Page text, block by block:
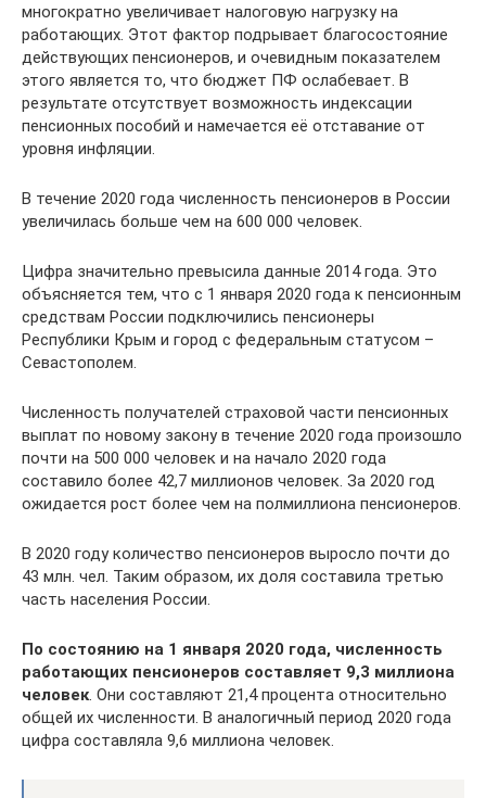
многократно увеличивает налоговую нагрузку на
работающих. Этот фактор подрывает благосостояние
действующих пенсионеров, и очевидным показателем
этого является то, что бюджет ПФ ослабевает. В
результате отсутствует возможность индексации
пенсионных пособий и намечается её отставание от
уровня инфляции.
В течение 2020 года численность пенсионеров в России
увеличилась больше чем на 600 000 человек.
Цифра значительно превысила данные 2014 года. Это
объясняется тем, что с 1 января 2020 года к пенсионным
средствам России подключились пенсионеры
Республики Крым и город с федеральным статусом –
Севастополем.
Численность получателей страховой части пенсионных
выплат по новому закону в течение 2020 года произошло
почти на 500 000 человек и на начало 2020 года
составило более 42,7 миллионов человек. За 2020 год
ожидается рост более чем на полмиллиона пенсионеров.
В 2020 году количество пенсионеров выросло почти до
43 млн. чел. Таким образом, их доля составила третью
часть населения России.
По состоянию на 1 января 2020 года, численность
работающих пенсионеров составляет 9,3 миллиона
человек. Они составляют 21,4 процента относительно
общей их численности. В аналогичный период 2020 года
цифра составляла 9,6 миллиона человек.